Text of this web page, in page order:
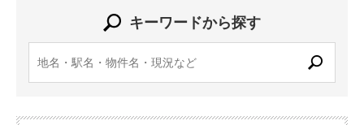
キーワードから探す